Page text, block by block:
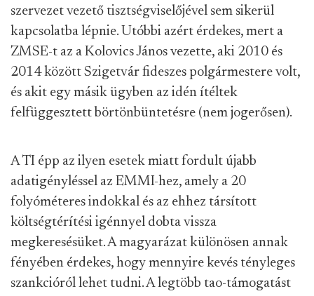
szervezet vezető tisztségviselőjével sem sikerül
kapcsolatba lépnie. Utóbbi azért érdekes, mert a
ZMSE-t az a Kolovics János vezette, aki 2010 és
2014 között Szigetvár fideszes polgármestere volt,
és akit egy másik ügyben az idén ítéltek
felfüggesztett börtönbüntetésre (nem jogerősen).
A TI épp az ilyen esetek miatt fordult újabb
adatigényléssel az EMMI-hez, amely a 20
folyóméteres indokkal és az ehhez társított
költségtérítési igénnyel dobta vissza
megkeresésüket. A magyarázat különösen annak
fényében érdekes, hogy mennyire kevés tényleges
szankcióról lehet tudni. A legtöbb tao-támogatást